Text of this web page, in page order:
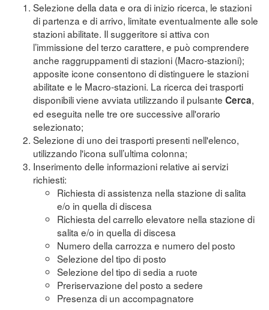
Selezione della data e ora di inizio ricerca, le stazioni
di partenza e di arrivo, limitate eventualmente alle sole
stazioni abilitate. Il suggeritore si attiva con
l’immissione del terzo carattere, e può comprendere
anche raggruppamenti di stazioni (Macro-stazioni);
apposite icone consentono di distinguere le stazioni
abilitate e le Macro-stazioni. La ricerca dei trasporti
disponibili viene avviata utilizzando il pulsante Cerca,
ed eseguita nelle tre ore successive all'orario
selezionato;
Selezione di uno dei trasporti presenti nell'elenco,
utilizzando l'icona sull’ultima colonna;
Inserimento delle informazioni relative ai servizi
richiesti:
Richiesta di assistenza nella stazione di salita
e/o in quella di discesa
Richiesta del carrello elevatore nella stazione di
salita e/o in quella di discesa
Numero della carrozza e numero del posto
Selezione del tipo di posto
Selezione del tipo di sedia a ruote
Preriservazione del posto a sedere
Presenza di un accompagnatore